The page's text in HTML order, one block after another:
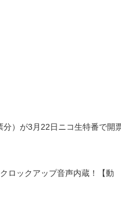
分）が3月22日ニコ生特番で開
ロックアップ音声内蔵！【動